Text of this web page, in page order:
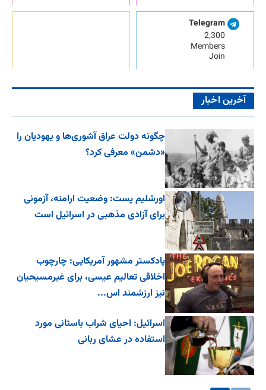
Telegram
2,300
Members
Join
آخرین اخبار
چگونه دولت عراق آشوری‌ها و یهودیان را
«دشمن» معرفی کرد؟
اورشلیم پست: وضعیت ارامنه، آزمونی
برای آزادی مذهبی در اسرائیل است
پادکستر مشهور آمریکایی: چارچوب
اخلاقی تعالیم عیسی، برای غیرمسیحیان
نیز ارزشمند اس...
اسرائیل: احیای شراب باستانی مورد
استفاده در عشای ربانی